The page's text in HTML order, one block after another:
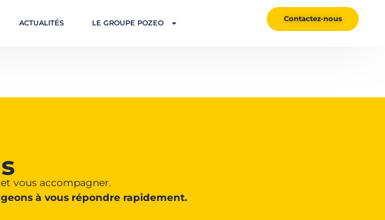
ACTUALITÉS LE GROUPE POZEO Contactez-nous
vous accompagner.
à vous répondre rapidement.